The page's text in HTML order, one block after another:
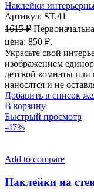
Наклейки
Артикул: ST.41
1615₽
цена: 850 ₽.
Украсьте свой
изображением
детской комнаты
наносятся и не
Добавить в список
В корзину
Быстрый просмотр
-47%
Add to compare
Наклейки на